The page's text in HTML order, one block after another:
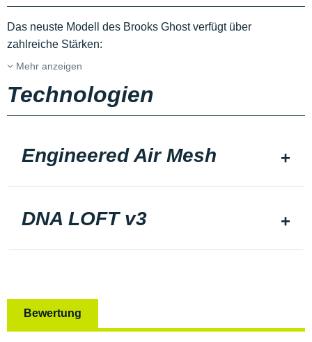
Das neuste Modell des Brooks Ghost verfügt über
zahlreiche Stärken:
Mehr anzeigen
Technologien
Engineered Air Mesh
DNA LOFT v3
Bewertung